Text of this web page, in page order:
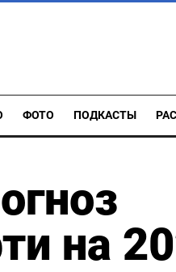
ФОТО ПОДКАСТЫ
на